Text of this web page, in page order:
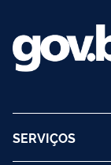
SERVIÇOS